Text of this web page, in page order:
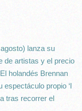
lanza su
de artistas y el precio
El holandés Brennan
propio ‘I
tras recorrer el